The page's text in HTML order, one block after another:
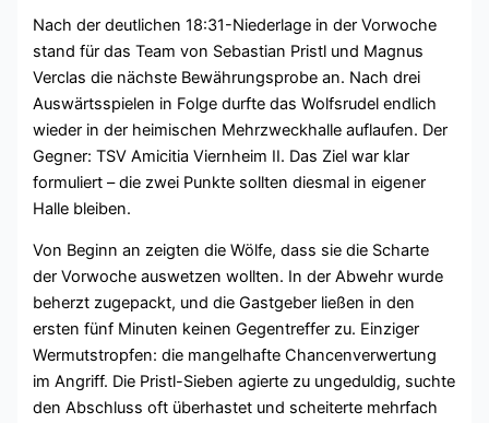
Nach der deutlichen 18:31-Niederlage in der Vorwoche
stand für das Team von Sebastian Pristl und Magnus
Verclas die nächste Bewährungsprobe an. Nach drei
Auswärtsspielen in Folge durfte das Wolfsrudel endlich
wieder in der heimischen Mehrzweckhalle auflaufen. Der
Gegner: TSV Amicitia Viernheim II. Das Ziel war klar
formuliert – die zwei Punkte sollten diesmal in eigener
Halle bleiben.
Von Beginn an zeigten die Wölfe, dass sie die Scharte
der Vorwoche auswetzen wollten. In der Abwehr wurde
beherzt zugepackt, und die Gastgeber ließen in den
ersten fünf Minuten keinen Gegentreffer zu. Einziger
Wermutstropfen: die mangelhafte Chancenverwertung
im Angriff. Die Pristl-Sieben agierte zu ungeduldig, suchte
den Abschluss oft überhastet und scheiterte mehrfach